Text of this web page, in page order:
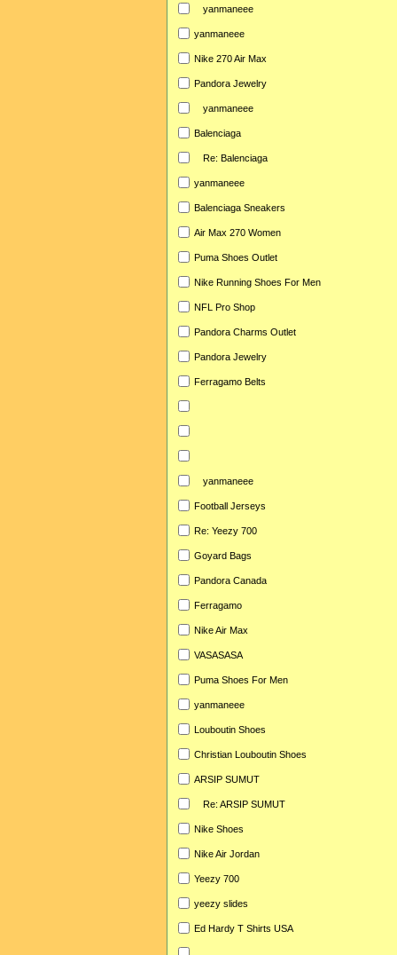
yanmaneee
yanmaneee
Nike 270 Air Max
Pandora Jewelry
yanmaneee
Balenciaga
Re: Balenciaga
yanmaneee
Balenciaga Sneakers
Air Max 270 Women
Puma Shoes Outlet
Nike Running Shoes For Men
NFL Pro Shop
Pandora Charms Outlet
Pandora Jewelry
Ferragamo Belts
yanmaneee
Football Jerseys
Re: Yeezy 700
Goyard Bags
Pandora Canada
Ferragamo
Nike Air Max
VASASASA
Puma Shoes For Men
yanmaneee
Louboutin Shoes
Christian Louboutin Shoes
ARSIP SUMUT
Re: ARSIP SUMUT
Nike Shoes
Nike Air Jordan
Yeezy 700
yeezy slides
Ed Hardy T Shirts USA